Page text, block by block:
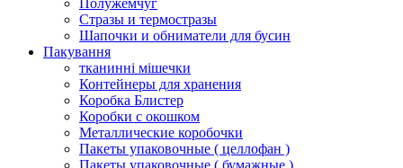
Полужемчуг
Стразы и термостразы
Шапочки и обниматели для бусин
Пакування
тканинні мішечки
Контейнеры для хранения
Коробка Блистер
Коробки с окошком
Металлические коробочки
Пакеты упаковочные ( целлофан )
Пакеты упаковочные ( бумажные )